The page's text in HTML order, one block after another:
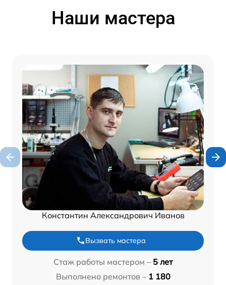
Наши мастера
Константин Александрович Иванов
Вызвать мастера
Стаж работы мастером – 5 лет
Выполнено ремонтов – 1 180